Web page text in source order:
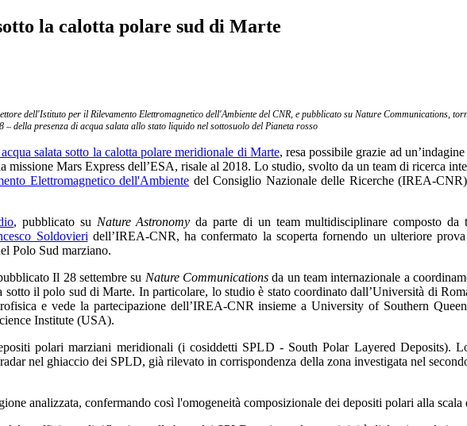
la calotta polare sud di Marte
dell'Istituto per il Rilevamento Elettromagnetico dell'Ambiente del CNR, e pubblicato su Nature Communications,
– della presenza di acqua salata allo stato liquido nel sottosuolo del Pianeta rosso
salata sotto la calotta polare meridionale di Marte, resa possibile grazie ad
missione Mars Express dell’ESA, risale al 2018. Lo studio, svolto da un team di ricerca
Elettromagnetico dell'Ambiente del Consiglio Nazionale delle Ricerche (IREA-
, pubblicato su Nature Astronomy da parte di un team multidisciplinare composto
Soldovieri dell’IREA-CNR, ha confermato la scoperta fornendo un ulteriore
Polo Sud marziano.
Il 28 settembre su Nature Communications da un team internazionale a
sotto il polo sud di Marte. In particolare, lo studio è stato coordinato dall’Università di
e vede la partecipazione dell’IREA-CNR insieme a University of Southern
Institute (USA).
polari marziani meridionali (i cosiddetti SPLD - South Polar Layered Deposits).
nel ghiaccio dei SPLD, già rilevato in corrispondenza della zona investigata nel
analizzata, confermando così l'omogeneità composizionale dei depositi polari alla